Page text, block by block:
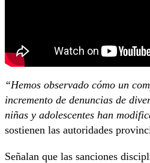
“Hemos observado cómo un
incremento de denuncias de
niñas y adolescentes han
sostienen las autoridades
Señalan que las sanciones